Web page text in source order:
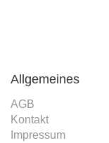
Allgemeines
AGB
Kontakt
Impressum